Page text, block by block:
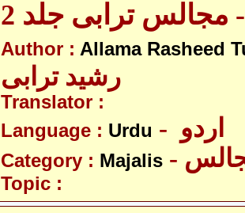
ترابی جلد 2
Author : Allama Rasheed
رشید ترابی
Translator :
Language : Urdu
Category : Majalis
Topic :